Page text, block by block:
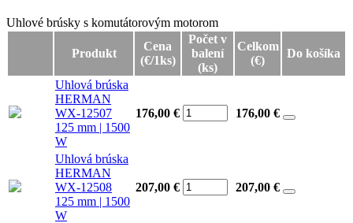
Uhlové brúsky s komutátorovým motorom
Uhlové brúsky s komutátorovým motorom
Produkt
Cena
(€/1ks)
Počet v
balení
(ks)
Celkom
(€)
Do košíka
Uhlová brúska
HERMAN
WX-12507
125 mm | 1500
W
176,00 € 176,00 €
Uhlová brúska
HERMAN
WX-12508
125 mm | 1500
W
207,00 € 207,00 €